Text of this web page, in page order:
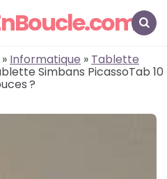
» Informatique » Tablette
Simbans PicassoTab 10
?